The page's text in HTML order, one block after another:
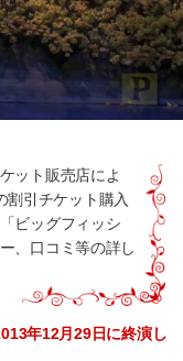
ット販売店によ
割引チケット購入
ビッグフィッシ
、口コミ等の詳し
年12月29日に終演し